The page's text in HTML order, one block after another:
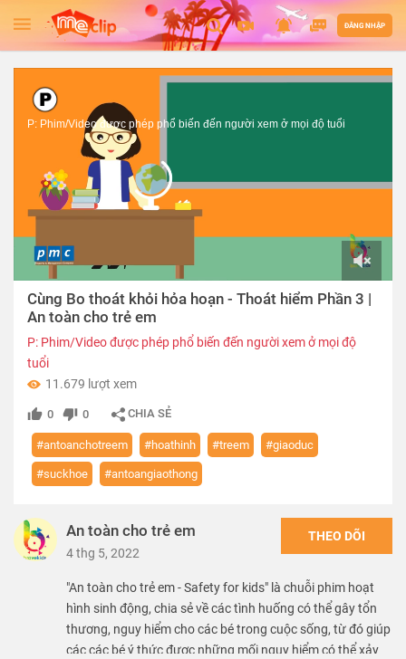
ĐĂNG NHẬP
03:05
P: Phim/Video được phép phổ biến đến người xem ở mọi độ tuổi
Cùng Bo thoát khỏi hỏa hoạn - Thoát hiểm Phần 3 |
An toàn cho trẻ em
P: Phim/Video được phép phổ biến đến người xem ở mọi độ
tuổi
11.679 lượt xem
0 0 CHIA SẺ
#antoanchotreem #hoathinh #treem #giaoduc
#suckhoe #antoangiaothong
An toàn cho trẻ em
4 thg 5, 2022
THEO DÕI
"An toàn cho trẻ em - Safety for kids" là chuỗi phim hoạt
hình sinh động, chia sẻ về các tình huống có thể gây tổn
thương, nguy hiểm cho các bé trong cuộc sống, từ đó giúp
các các bé ý thức được những mối nguy hiểm có thể xảy